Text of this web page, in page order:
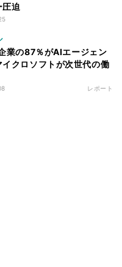
圧迫
イクロソフトが次世代の働
レポート